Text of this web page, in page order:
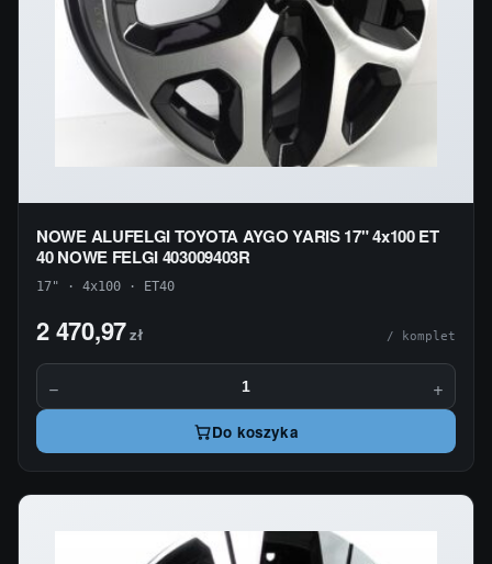
NOWE ALUFELGI TOYOTA AYGO YARIS 17" 4x100 ET
40 NOWE FELGI 403009403R
17" · 4x100 · ET40
2 470,97zł / komplet
− +
Do koszyka